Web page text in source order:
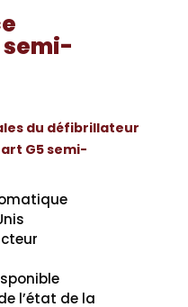
semi-
du défibrillateur
G5 semi-
l’état de la